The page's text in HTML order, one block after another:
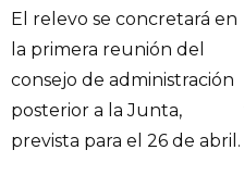
El relevo se concretará en
la primera reunión del
consejo de administración
posterior a la Junta,
prevista para el 26 de abril.